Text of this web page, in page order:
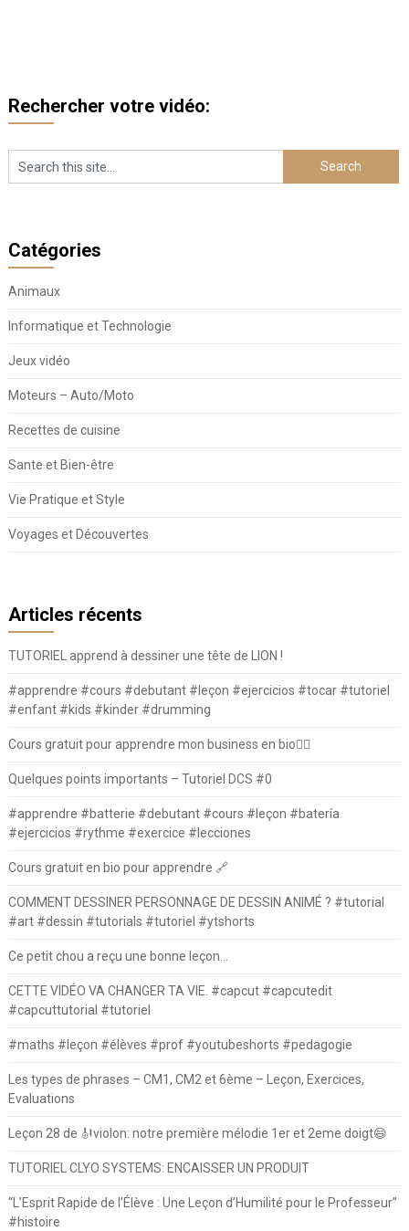
Rechercher votre vidéo:
Catégories
Animaux
Informatique et Technologie
Jeux vidéo
Moteurs – Auto/Moto
Recettes de cuisine
Sante et Bien-être
Vie Pratique et Style
Voyages et Découvertes
Articles récents
TUTORIEL apprend à dessiner une tête de LION !
#apprendre #cours #debutant #leçon #ejercicios #tocar #tutoriel
#enfant #kids #kinder #drumming
Cours gratuit pour apprendre mon business en bio⛓️‍💥
Quelques points importants – Tutoriel DCS #0
#apprendre #batterie #debutant #cours #leçon #batería
#ejercicios #rythme #exercice #lecciones
Cours gratuit en bio pour apprendre 🔗
COMMENT DESSINER PERSONNAGE DE DESSIN ANIMÉ ? #tutorial
#art #dessin #tutorials #tutoriel #ytshorts
Ce petit chou a reçu une bonne leçon…
CETTE VIDÉO VA CHANGER TA VIE. #capcut #capcutedit
#capcuttutorial #tutoriel
#maths #leçon #élèves #prof #youtubeshorts #pedagogie
Les types de phrases – CM1, CM2 et 6ème – Leçon, Exercices,
Evaluations
Leçon 28 de 🎻violon: notre première mélodie 1er et 2eme doigt😄
TUTORIEL CLYO SYSTEMS: ENCAISSER UN PRODUIT
“L’Esprit Rapide de l’Élève : Une Leçon d’Humilité pour le Professeur”
#histoire